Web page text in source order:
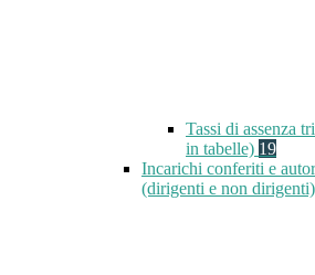
Tassi di assenza
in tabelle) 19
Incarichi conferiti e
(dirigenti e non dirigenti)